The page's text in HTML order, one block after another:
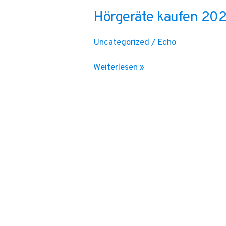
Hörgeräte kaufen
Uncategorized / Echo
Weiterlesen »